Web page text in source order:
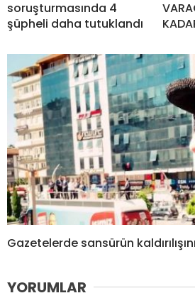
soruşturmasında 4
şüpheli daha tutuklandı
Gazetelerde sansürün
YORUMLAR